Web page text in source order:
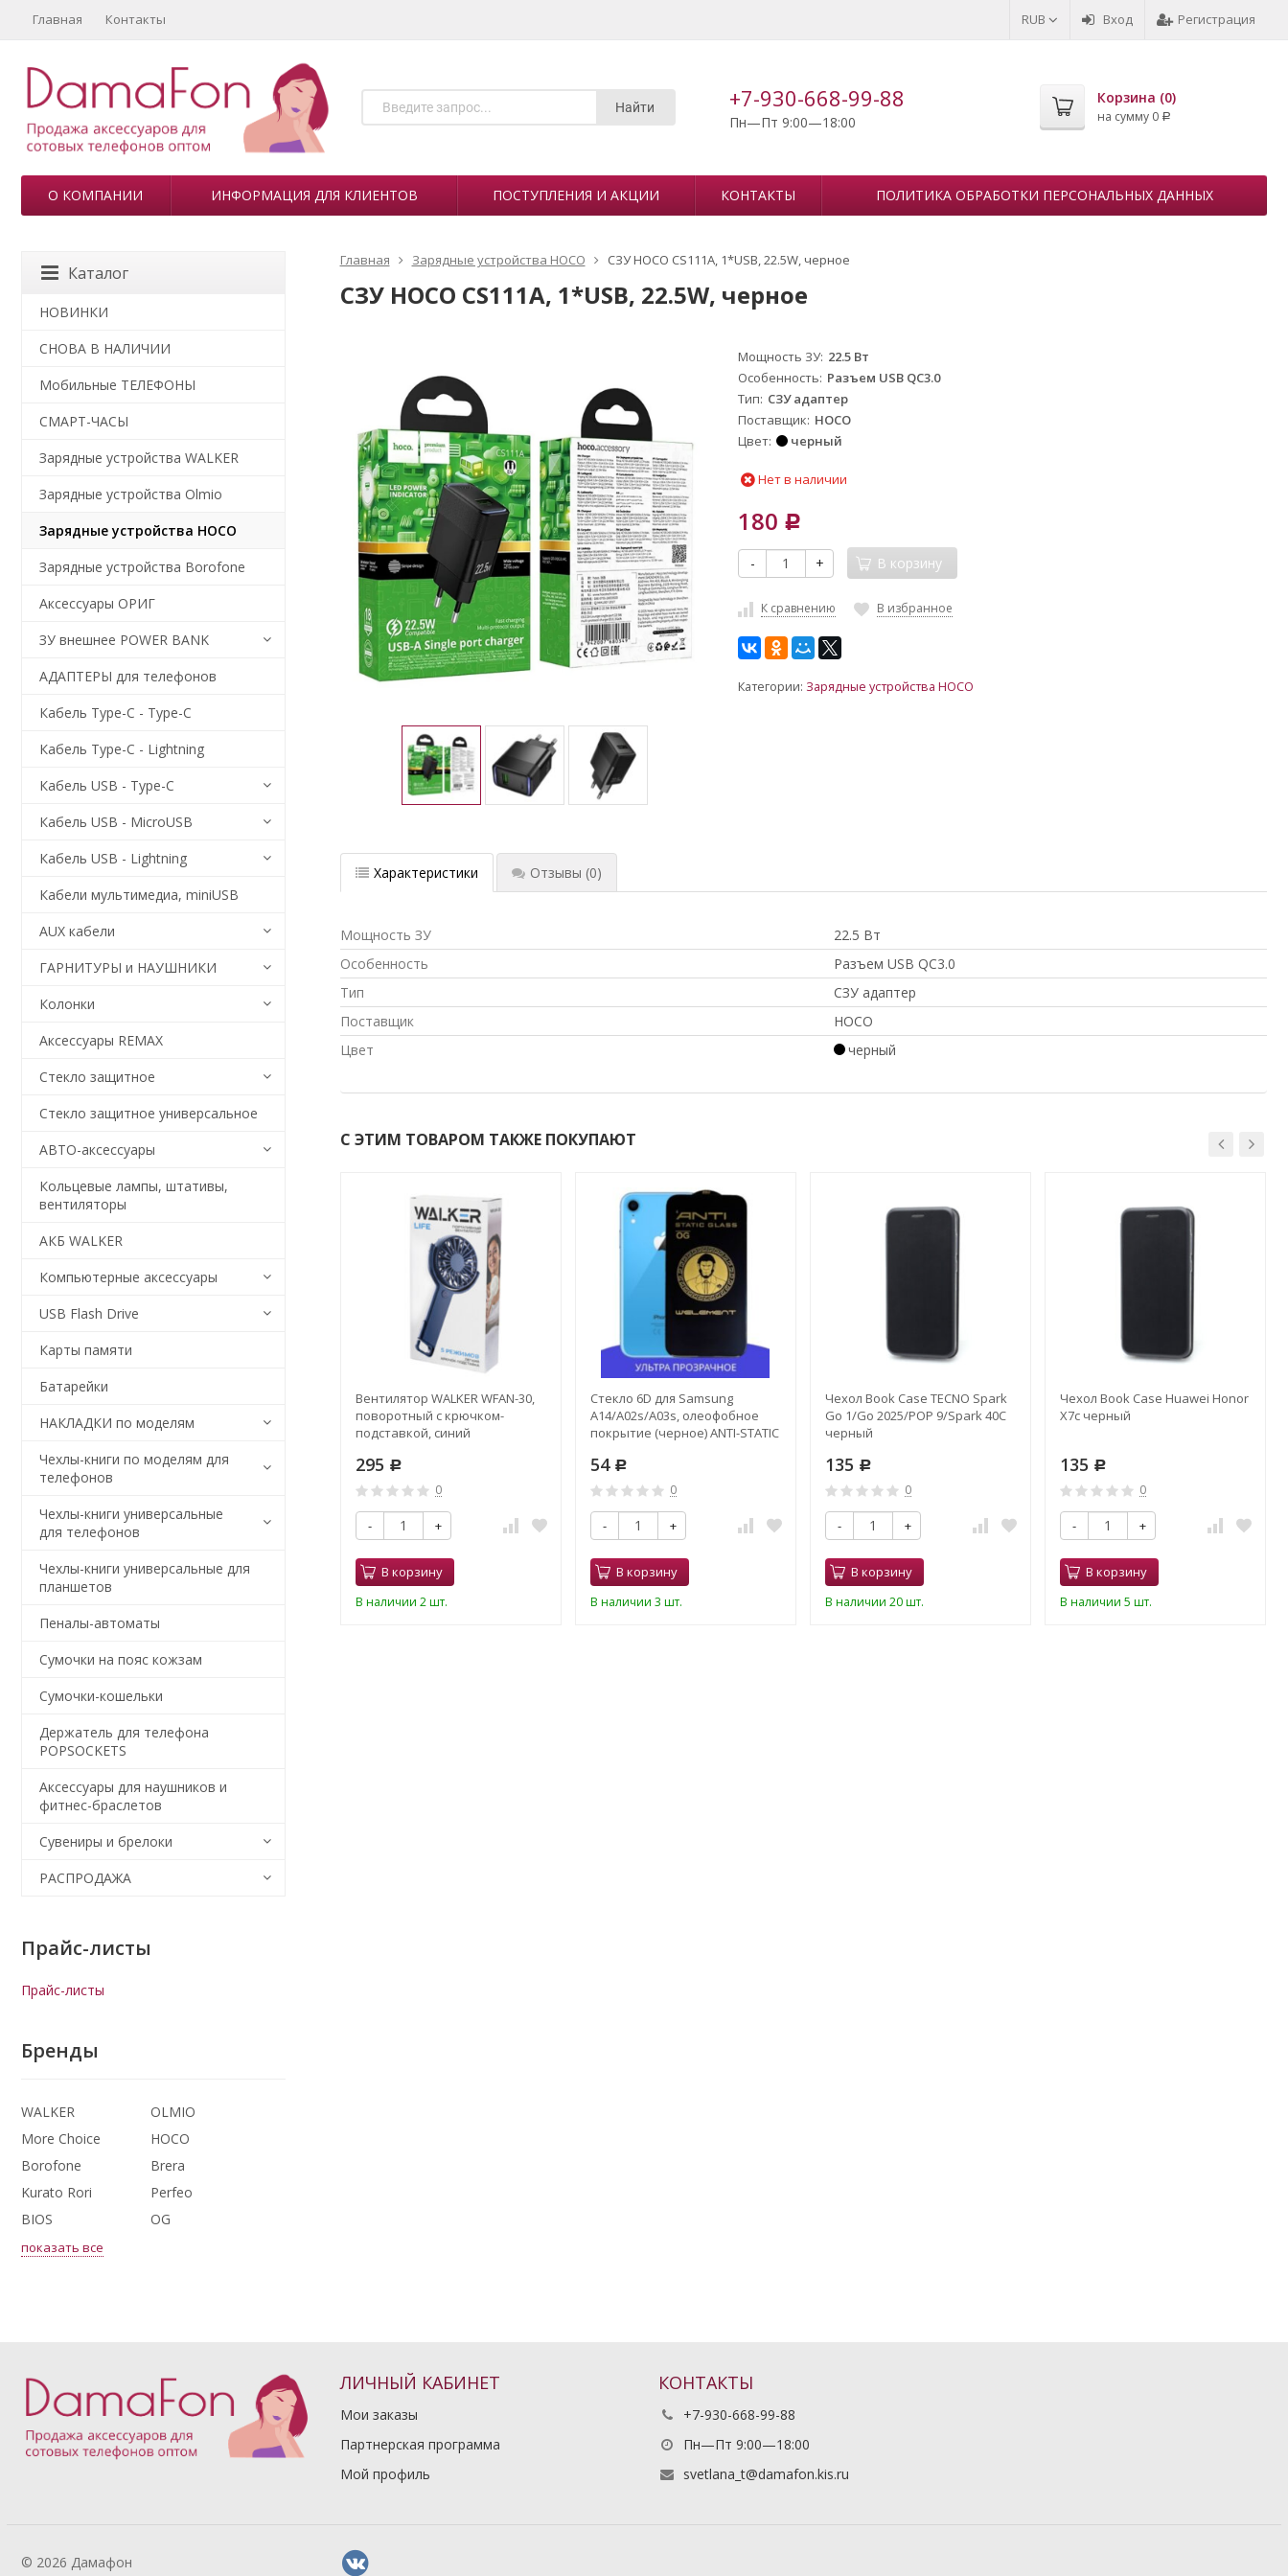
RUB Вход Регистрация
Главная Контакты
Найти +7-930-668-99-88
Пн—Пт 9:00—18:00
Корзина (0)
на сумму 0 Р
О КОМПАНИИ ИНФОРМАЦИЯ ДЛЯ КЛИЕНТОВ ПОСТУПЛЕНИЯ И АКЦИИ КОНТАКТЫ ПОЛИТИКА ОБРАБОТКИ ПЕРСОНАЛЬНЫХ ДАННЫХ
Главная Зарядные устройства HOCO СЗУ HOCO CS111A, 1*USB, 22.5W, черное
СЗУ HOCO CS111A, 1*USB, 22.5W, черное
Мощность ЗУ 22.5 Вт
Особенность Разъем USB QC3.0
Тип СЗУ адаптер
Поставщик HOCO
Цвет
черный
Нет в наличии
180 Р
- + В корзину
К сравнению В избранное
Категории: Зарядные устройства HOCO
Характеристики Отзывы (0)
Мощность ЗУ
22.5 Вт
Особенность
Разъем USB QC3.0
Тип
СЗУ адаптер
Поставщик
HOCO
Цвет
черный
С ЭТИМ ТОВАРОМ ТАКЖЕ ПОКУПАЮТ
на
180Р
-
В корзину
Вентилятор WALKER WFAN-30,
поворотный с крючком-
подставкой, синий
295 Р
0
- +
В корзину
В наличии 2 шт.
Стекло 6D для Samsung
A14/A02s/A03s, олеофобное
покрытие (черное) ANTI-STATIC
54 Р
0
- +
В корзину
В наличии 3 шт.
Чехол Book Case TECNO Spark
Go 1/Go 2025/POP 9/Spark 40C
черный
135 Р
0
- +
В корзину
В наличии 20 шт.
Чехол Book Case Huawei Honor
X7c черный
135 Р
0
- +
В корзину
В наличии 5 шт.
Каталог
НОВИНКИ
СНОВА В НАЛИЧИИ
Мобильные ТЕЛЕФОНЫ
СМАРТ-ЧАСЫ
Зарядные устройства WALKER
Зарядные устройства Olmio
Зарядные устройства HOCO
Зарядные устройства Borofone
Аксессуары ОРИГ
ЗУ внешнее POWER BANK
АДАПТЕРЫ для телефонов
Кабель Type-C - Type-C
Кабель Type-C - Lightning
Кабель USB - Type-C
Кабель USB - MicroUSB
Кабель USB - Lightning
Кабели мультимедиа, miniUSB
AUX кабели
ГАРНИТУРЫ и НАУШНИКИ
Колонки
Аксессуары REMAX
Стекло защитное
Стекло защитное универсальное
АВТО-аксессуары
Кольцевые лампы, штативы,
вентиляторы
АКБ WALKER
Компьютерные аксессуары
USB Flash Drive
Карты памяти
Батарейки
НАКЛАДКИ по моделям
Чехлы-книги по моделям для
телефонов
Чехлы-книги универсальные
для телефонов
Чехлы-книги универсальные для
планшетов
Пеналы-автоматы
Сумочки на пояс кожзам
Сумочки-кошельки
Держатель для телефона
POPSOCKETS
Аксессуары для наушников и
фитнес-браслетов
Сувениры и брелоки
РАСПРОДАЖА
Прайс-листы
Прайс-листы
Бренды
WALKER
OLMIO
More Choice
HOCO
Borofone
Brera
Kurato Rori
Perfeo
BIOS
OG
показать все
ЛИЧНЫЙ КАБИНЕТ
Мои заказы
Партнерская программа
Мой профиль
КОНТАКТЫ
+7-930-668-99-88
Пн—Пт 9:00—18:00
svetlana_t@damafon.kis.ru
© 2026 Дамафон